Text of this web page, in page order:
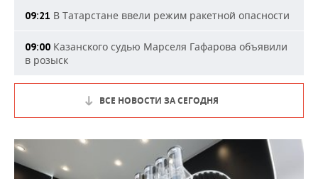
09:21 В Татарстане ввели режим ракетной опасности
09:00 Казанского судью Марселя Гафарова объявили
в розыск
ВСЕ НОВОСТИ ЗА СЕГОДНЯ